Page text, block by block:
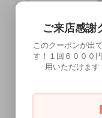
歳未満
あ
ご来店感謝
このクーポンが出
す！１回６０００
用いただけます